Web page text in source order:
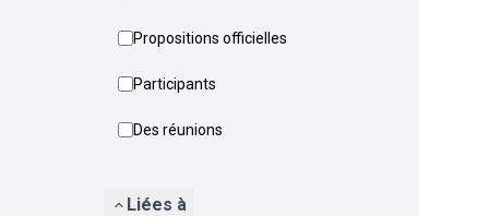
Propositions officielles
Participants
Des réunions
Liées à